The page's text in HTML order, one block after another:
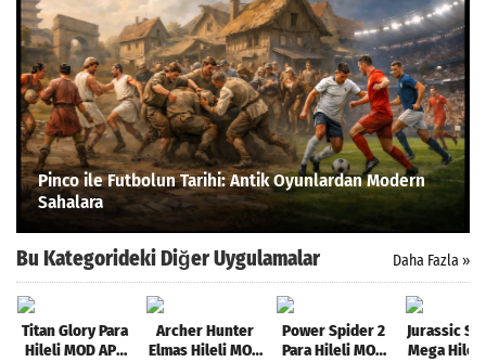
Pinco ile Futbolun Tarihi: Antik Oyunlardan Modern
Sahalara
Bu Kategorideki Diğer Uygulamalar Daha Fazla »
Titan Glory Para
Hileli MOD APK
Archer Hunter
Elmas Hileli MOD
Power Spider 2
Para Hileli MOD
Jurassic
Mega Hileli